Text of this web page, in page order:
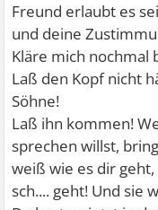
Freund erlaubt es
und deine
Kläre mich nochmal
Laß den Kopf nicht
Söhne!
Laß ihn kommen!
sprechen willst,
weiß wie es dir
sch.... geht! Und sie